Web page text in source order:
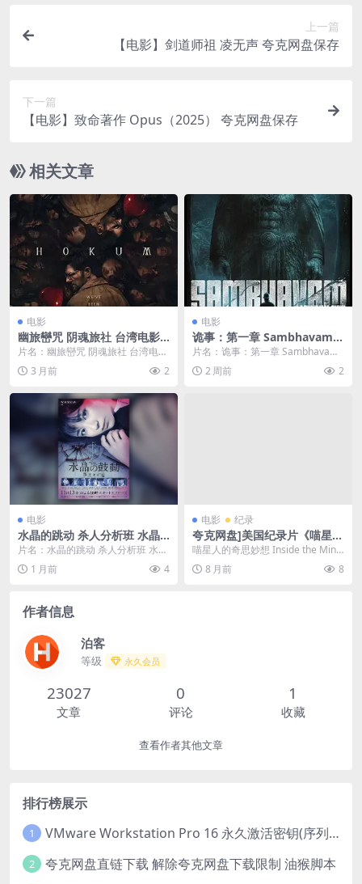
上一篇
【电影】剑道师祖 凌无声 夸克网盘保存
下一篇
【电影】致命著作 Opus（2025） 夸克网盘保存
相关文章
电影
幽旅巒咒 阴魂旅社 台湾电影
电影 下载 高清
片名：幽旅巒咒 阴魂旅社 台湾电影
电影 下载 高清 分类：电影 详情介
绍 《幽...
3 月前 2
电影
诡事：第一章 Sambhavam A
dhyayam Onnu
片名：诡事：第一章 Sambhavam
Adhyayam Onnu 分类：电影 ...
2 周前 2
电影
水晶的跳动 杀人分析班 水晶
的跳动 警视厅杀人分析班 / 水
晶的鼓动 杀人分析班 / 水晶の
鼓動 殺人分析班
片名：水晶的跳动 杀人分析班 水晶
的跳动 警视厅杀人分析班 / 水晶的
鼓动 杀人...
1 月前 4
电影 纪录
夸克网盘]美国纪录片《喵星人
的奇思妙想》（2022）豆瓣7.
5
喵星人的奇思妙想 Inside the Mind
of a Cat (2022)...
8 月前 8
作者信息
泊客
等级 永久会员
23027
文章
0
评论
1
收藏
查看作者其他文章
排行榜展示
1 VMware Workstation Pro 16 永久激活密钥(序列号)
2 夸克网盘直链下载 解除夸克网盘下载限制 油猴脚本